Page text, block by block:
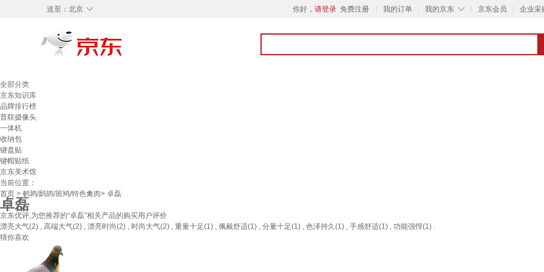
◇
送至： 北京 你好， 请登录 免费注册 我的订单 ◇
我的京东 京东会员 企业采
全部分类
京东知识库
品牌排行榜
普联摄像头
一体机
收纳包
键盘贴
键帽贴纸
京东美术馆
当前位置：
首页 > 鹌鹑/鹧鸪/斑鸠/特色禽肉> 卓磊
卓磊
京东优评,为您推荐的“卓磊”相关产品的购买用户评价
漂亮大气(2) , 高端大气(2) , 漂亮时尚(2) , 时尚大气(2) , 重量十足(1) , 佩戴舒适(1) , 分量十足(1) , 色泽持久(1) , 手感舒适(1) , 功能强悍(1) .
猜你喜欢